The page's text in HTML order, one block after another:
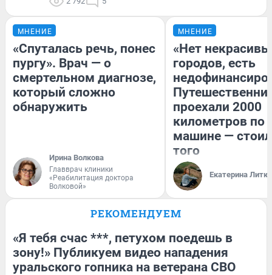
МНЕНИЕ
«Спуталась речь, понес
пургу». Врач — о
смертельном диагнозе,
который сложно
обнаружить
Ирина Волкова
Главврач клиники
«Реабилитация доктора
Волковой»
МНЕНИЕ
«Нет
городов, есть
проехали 2000
километров по
машине —
того
Екатерина
РЕКОМЕНДУЕМ
«Я тебя счас ***, петухом поедешь в
зону!» Публикуем видео нападения
уральского гопника на ветерана СВО